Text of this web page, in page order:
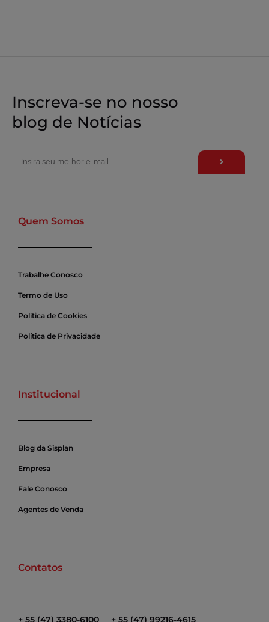
Inscreva-se no nosso
blog de Notícias
Quem Somos
Trabalhe Conosco
Termo de Uso
Política de Cookies
Política de Privacidade
Institucional
Blog da Sisplan
Empresa
Fale Conosco
Agentes de Venda
Contatos
+ 55 (47) 3380-6100 + 55 (47) 99216-4615